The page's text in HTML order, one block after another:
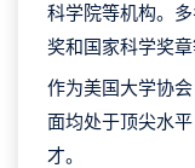
科学院等机构。
奖和国家科学奖章
作为美国大学协
面均处于顶尖水
才。